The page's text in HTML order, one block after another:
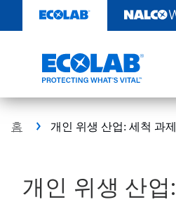
츠
기
홈 개인 위생 산업: 세척 과
개인 위생 산